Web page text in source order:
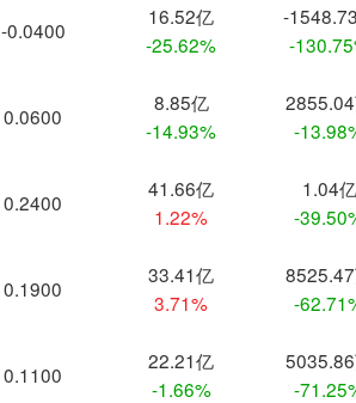
-0.0400
16.52亿
-25.62%
-
-
0.0600
8.85亿
-14.93%
-
0.2400
41.66亿
1.22%
1.04亿
-
0.1900
33.41亿
3.71%
-
0.1100
22.21亿
-1.66%
-